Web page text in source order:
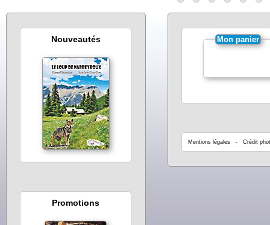
Mon panier
Mentions légales - Crédit
Nouveautés
Promotions